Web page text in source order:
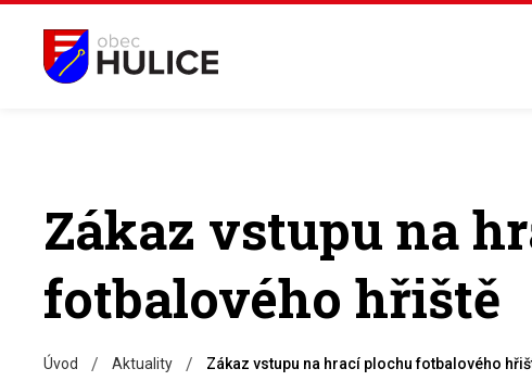
Zákaz vstupu na
fotbalového hřiště
Úvod / Aktuality / Zákaz vstupu na hrací plochu fotbalového